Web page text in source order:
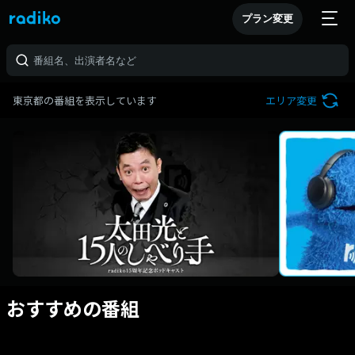
プラン変更
東京都の番組を表示しています エリア変更
おすすめの番組